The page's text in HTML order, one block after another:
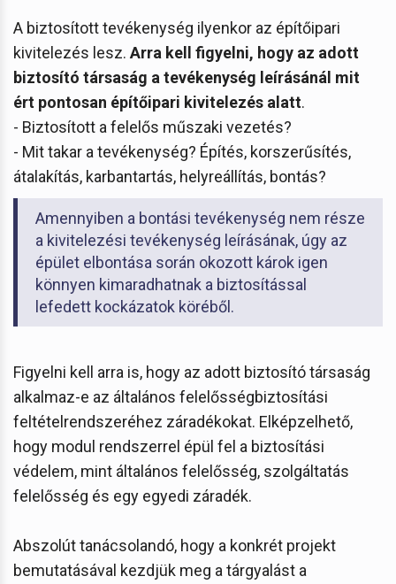
A biztosított tevékenység ilyenkor az építőipari
kivitelezés lesz. Arra kell figyelni, hogy az adott
biztosító társaság a tevékenység leírásánál mit
ért pontosan építőipari kivitelezés alatt.
- Biztosított a felelős műszaki vezetés?
- Mit takar a tevékenység? Építés, korszerűsítés,
átalakítás, karbantartás, helyreállítás, bontás?
Amennyiben a bontási tevékenység nem része
a kivitelezési tevékenység leírásának, úgy az
épület elbontása során okozott károk igen
könnyen kimaradhatnak a biztosítással
lefedett kockázatok köréből.
Figyelni kell arra is, hogy az adott biztosító társaság
alkalmaz-e az általános felelősségbiztosítási
feltételrendszeréhez záradékokat. Elképzelhető,
hogy modul rendszerrel épül fel a biztosítási
védelem, mint általános felelősség, szolgáltatás
felelősség és egy egyedi záradék.
Abszolút tanácsolandó, hogy a konkrét projekt
bemutatásával kezdjük meg a tárgyalást a